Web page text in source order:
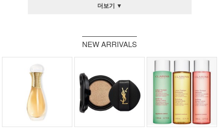
더보기 ▼
NEW ARRIVALS